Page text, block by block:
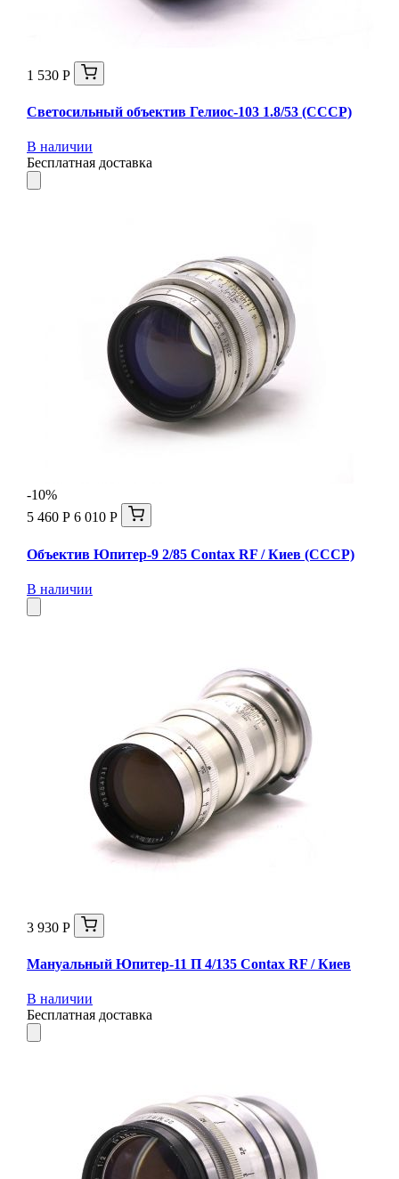
1 530 Р
Светосильный объектив Гелиос-103 1.8/53 (СССР)
В наличии
Бесплатная доставка
-10%
5 460 Р 6 010 Р
Объектив Юпитер-9 2/85 Contax RF / Киев (СССР)
В наличии
3 930 Р
Мануальный Юпитер-11 П 4/135 Contax RF / Киев
В наличии
Бесплатная доставка